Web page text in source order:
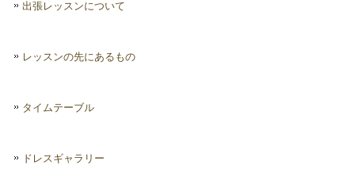
出張レッスンについて
レッスンの先にあるもの
タイムテーブル
ドレスギャラリー